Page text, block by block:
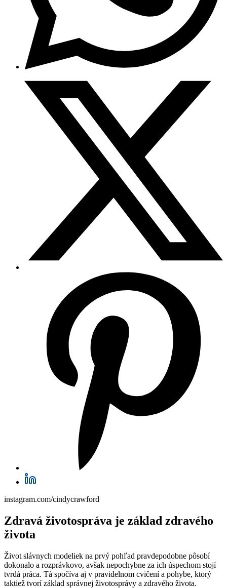
instagram.com/cindycrawford
Zdravá životospráva je základ zdravého
života
Život slávnych modeliek na prvý pohľad pravdepodobne pôsobí
dokonalo a rozprávkovo, avšak nepochybne za ich úspechom stojí
tvrdá práca. Tá spočíva aj v pravidelnom cvičení a pohybe, ktorý
taktiež tvorí základ správnej životosprávy a zdravého života.